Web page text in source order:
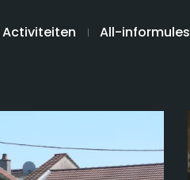
Activiteiten All-informules